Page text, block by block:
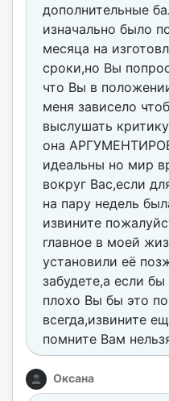
дополнительные
изначально было
месяца на
сроки,но Вы
что Вы в
меня зависело
выслушать
она
идеальны но мир
вокруг Вас,если
на пару недель
извините
главное в моей
установили её
забудете,а если
плохо Вы бы это
всегда,извините
помните Вам
Оксана